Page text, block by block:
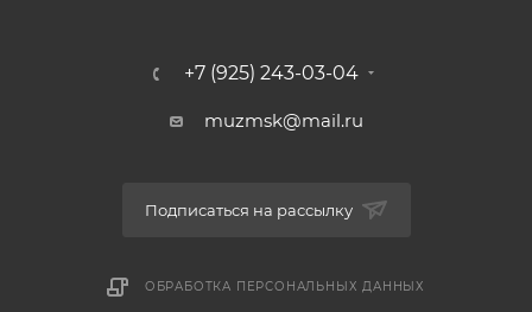
+7 (925) 243-03-04
muzmsk@mail.ru
Подписаться на рассылку
ОБРАБОТКА ПЕРСОНАЛЬНЫХ ДАННЫХ